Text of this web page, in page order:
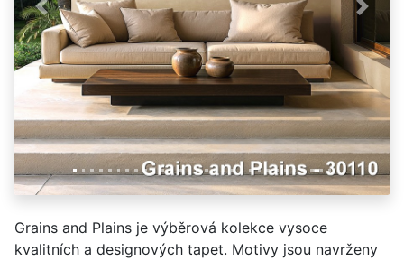
Předchozí Další
Grains and Plains je výběrová kolekce vysoce
kvalitních a designových tapet. Motivy jsou navrženy